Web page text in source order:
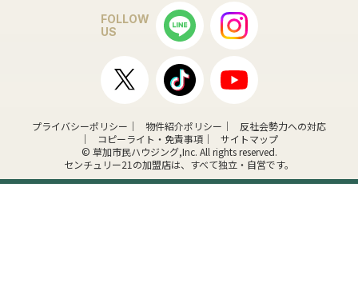
FOLLOW
US
プライバシーポリシー 物件紹介ポリシー
反社会勢力への対応
コピーライト・免責事項
サイトマップ
© 草加市民ハウジング,Inc. All rights reserved.
センチュリー21の加盟店は、すべて独立・自営です。